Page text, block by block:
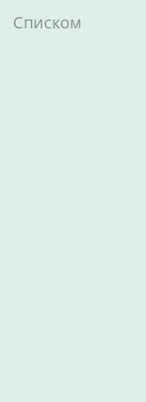
Списком